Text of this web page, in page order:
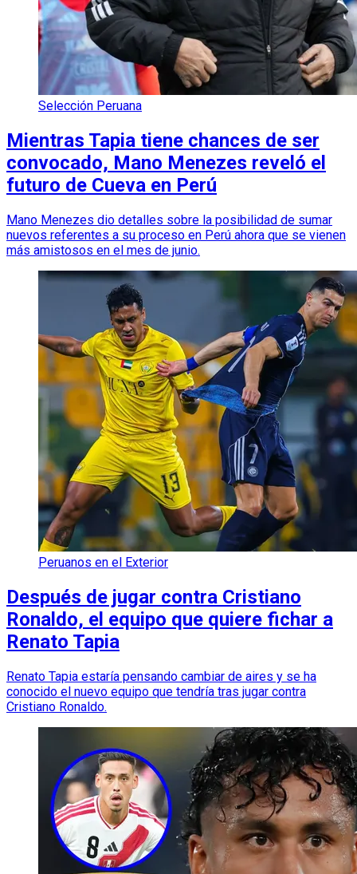
Selección Peruana
Mientras Tapia tiene chances de ser
convocado, Mano Menezes reveló el
futuro de Cueva en Perú
Mano Menezes dio detalles sobre la posibilidad de sumar
nuevos referentes a su proceso en Perú ahora que se vienen
más amistosos en el mes de junio.
Peruanos en el Exterior
Después de jugar contra Cristiano
Ronaldo, el equipo que quiere fichar a
Renato Tapia
Renato Tapia estaría pensando cambiar de aires y se ha
conocido el nuevo equipo que tendría tras jugar contra
Cristiano Ronaldo.